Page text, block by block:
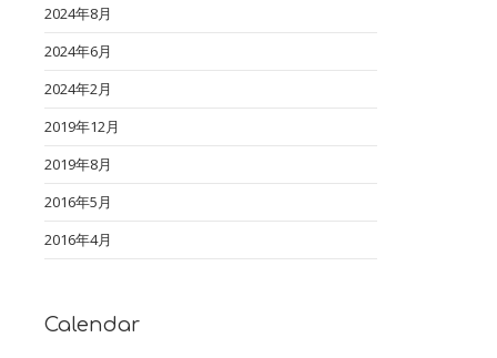
2024年8月
2024年6月
2024年2月
2019年12月
2019年8月
2016年5月
2016年4月
Calendar